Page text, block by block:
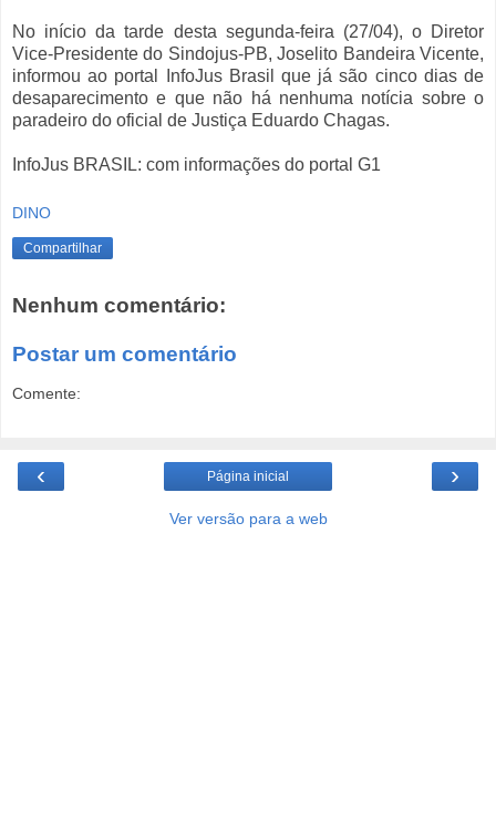
No início da tarde desta segunda-feira (27/04), o Diretor
Vice-Presidente do Sindojus-PB, Joselito Bandeira Vicente,
informou ao portal InfoJus Brasil que já são cinco dias de
desaparecimento e que não há nenhuma notícia sobre o
paradeiro do oficial de Justiça Eduardo Chagas.
InfoJus BRASIL: com informações do portal G1
DINO
Compartilhar
Nenhum comentário:
Postar um comentário
Comente:
‹ ›
Página inicial
Ver versão para a web